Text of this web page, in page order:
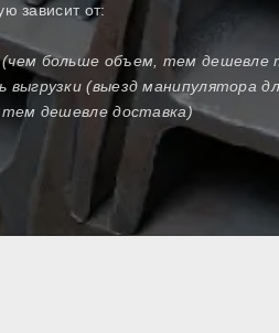
зависит от:
больше объем, тем дешевле
выгрузки (выезд манипулятора
тем дешевле доставка)